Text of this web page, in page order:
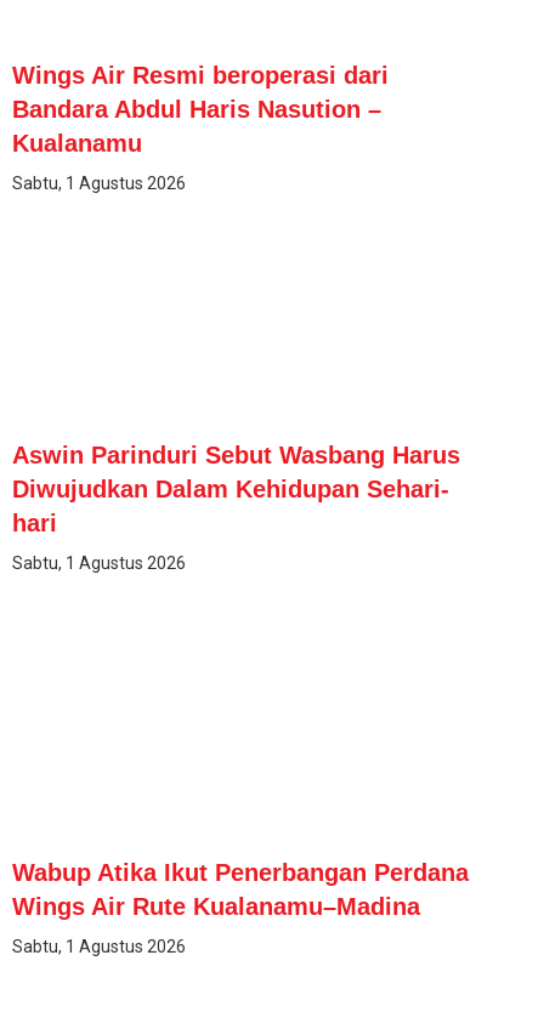
Wings Air Resmi beroperasi dari
Bandara Abdul Haris Nasution –
Kualanamu
Sabtu, 1 Agustus 2026
Aswin Parinduri Sebut Wasbang Harus
Diwujudkan Dalam Kehidupan Sehari-
hari
Sabtu, 1 Agustus 2026
Wabup Atika Ikut Penerbangan Perdana
Wings Air Rute Kualanamu–Madina
Sabtu, 1 Agustus 2026